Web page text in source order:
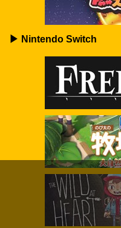
▶ Nintendo Switch